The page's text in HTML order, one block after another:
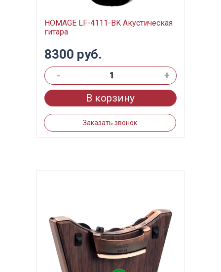
HOMAGE LF-4111-BK Акустическая
гитара
8300 руб.
-
+
В корзину
Заказать звонок